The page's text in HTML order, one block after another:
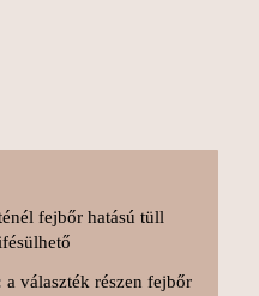
fejbőr hatású tüll
a választék részen fejbőr